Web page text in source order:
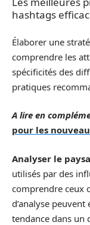
hashtags
Élaborer une
comprendre les
spécificités des
pratiques
A lire en
pour les
Analyser le
utilisés par des
comprendre ceux
d’analyse
tendance dans un